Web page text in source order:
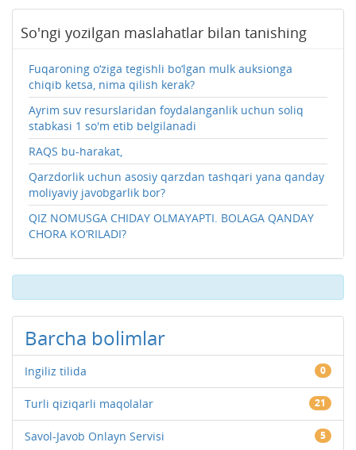
So'ngi yozilgan maslahatlar bilan tanishing
Fuqaroning o‘ziga tegishli bo‘lgan mulk auksionga
chiqib ketsa, nima qilish kerak?
Ayrim suv resurslaridan foydalanganlik uchun soliq
stabkasi 1 so'm etib belgilanadi
RAQS bu-harakat,
Qarzdorlik uchun asosiy qarzdan tashqari yana qanday
moliyaviy javobgarlik bor?
QIZ NOMUSGA CHIDAY OLMAYAPTI. BOLAGA QANDAY
CHORA KO‘RILADI?
Barcha bolimlar
Ingiliz tilida 0
Turli qiziqarli maqolalar 21
Savol-Javob Onlayn Servisi 5